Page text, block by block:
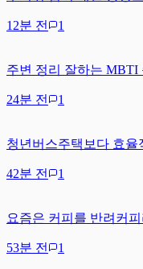
12분 전 1
주변 정리 잘하는 MBTI
24분 전 1
청년버스주택보다 효율
42분 전 1
요즘은 커피를 반려커
53분 전 1